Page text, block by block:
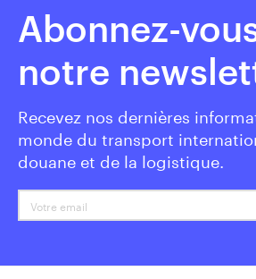
Abonnez-
notre
Recevez nos dernières
monde du transport
douane et de la logistique.
Votre email